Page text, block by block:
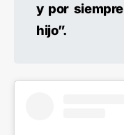
y por
hijo”.